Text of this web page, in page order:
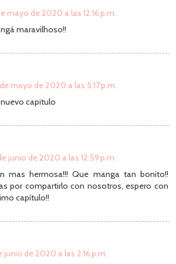
mayo de 2020 a las 12:16 p.m.
maravilhoso!!
mayo de 2020 a las 5:17 p.m.
capitulo
junio de 2020 a las 12:59 p.m.
mas hermosa!!! Que manga tan bonito!!
por compartirlo con nosotros, espero con
capítulo!!
junio de 2020 a las 2:16 p.m.